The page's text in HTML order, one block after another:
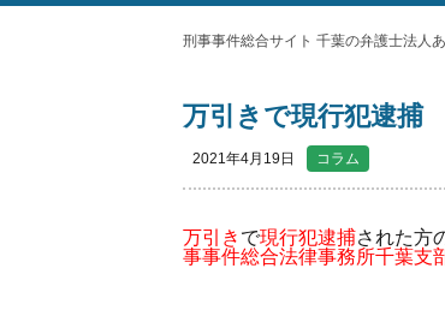
刑事事件総合サイト 千葉の弁護士法人
万引きで現行犯逮捕
2021年4月19日 コラム
万引き で現行犯逮捕された方
事事件総合法律事務所千葉支